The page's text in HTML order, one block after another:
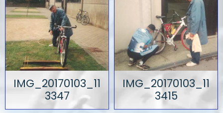
IMG_20170103_11
3347
IMG_20170103_11
3415